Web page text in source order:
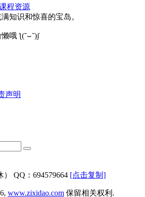
知识和惊喜的宝岛。
哦 ƪ(˘⌣˘)ʃ
声明
） QQ：694579664 [点击复制]
www.zixidao.com 保留相关权利.